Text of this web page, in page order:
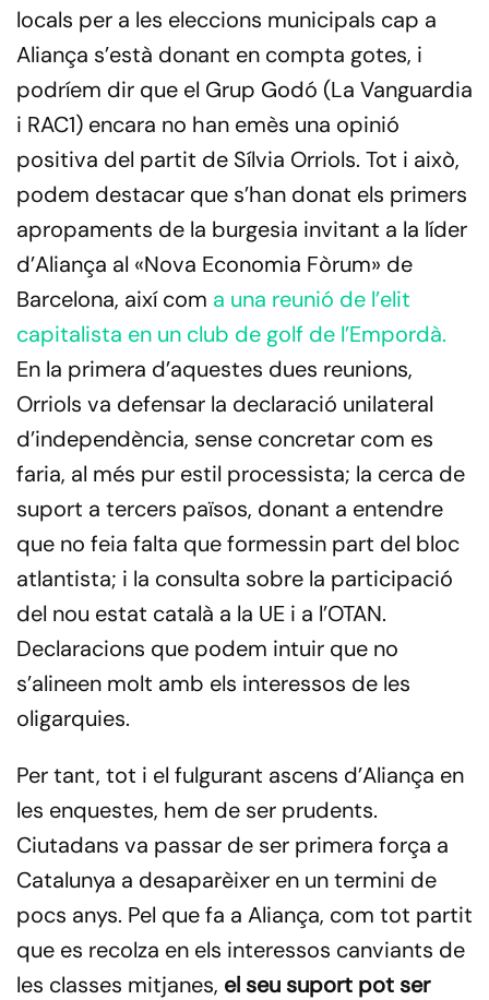
locals per a les eleccions municipals cap a
Aliança s’està donant en compta gotes, i
podríem dir que el Grup Godó (La Vanguardia
i RAC1) encara no han emès una opinió
positiva del partit de Sílvia Orriols. Tot i això,
podem destacar que s’han donat els primers
apropaments de la burgesia invitant a la líder
d’Aliança al «Nova Economia Fòrum» de
Barcelona, així com a una reunió de l’elit
capitalista en un club de golf de l’Empordà.
En la primera d’aquestes dues reunions,
Orriols va defensar la declaració unilateral
d’independència, sense concretar com es
faria, al més pur estil processista; la cerca de
suport a tercers països, donant a entendre
que no feia falta que formessin part del bloc
atlantista; i la consulta sobre la participació
del nou estat català a la UE i a l’OTAN.
Declaracions que podem intuir que no
s’alineen molt amb els interessos de les
oligarquies.
Per tant, tot i el fulgurant ascens d’Aliança en
les enquestes, hem de ser prudents.
Ciutadans va passar de ser primera força a
Catalunya a desaparèixer en un termini de
pocs anys. Pel que fa a Aliança, com tot partit
que es recolza en els interessos canviants de
les classes mitjanes, el seu suport pot ser